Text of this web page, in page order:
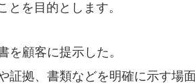
とを目的とします。
を顧客に提示した。
証拠、書類などを明確に示す場